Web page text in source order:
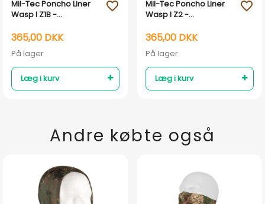
Mil-Tec Poncho Liner
Wasp I Z1B -
camouflage
365,00 DKK
På lager
Læg i kurv
favorite_outline
Mil-Tec Poncho Liner
Wasp I Z2 -
camouflage
365,00 DKK
På lager
Læg i kurv
favorite_outline
Andre købte også